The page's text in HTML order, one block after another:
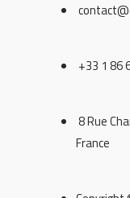
+33 1 86
8 Rue
France